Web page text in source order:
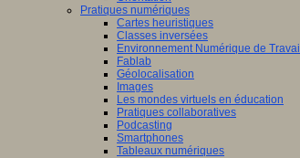
Pratiques numériques
Cartes heuristiques
Classes inversées
Environnement Numérique de Travail
Fablab
Géolocalisation
Images
Les mondes virtuels en éducation
Pratiques collaboratives
Podcasting
Smartphones
Tableaux numériques